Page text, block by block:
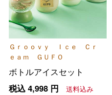
Ｇｒｏｏｖｙ Ｉｃｅ Ｃｒ
ｅａｍ ＧＵＦＯ
ボトルアイスセット
税込 4,998円 送料込み